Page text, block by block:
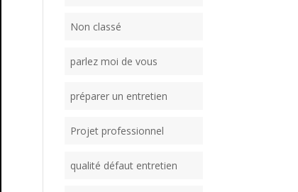
Non classé
parlez moi de vous
préparer un entretien
Projet professionnel
qualité défaut entretien